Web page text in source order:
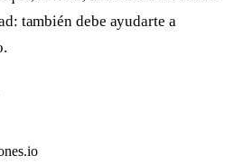
también debe ayudarte a